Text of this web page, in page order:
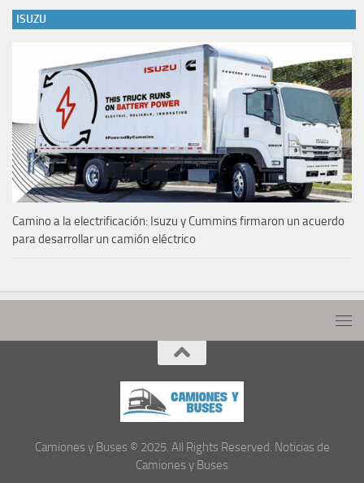
ISUZU
Camino a la electrificación: Isuzu y Cummins firmaron un acuerdo
para desarrollar un camión eléctrico
Camiones y Buses © 2025. All Rights Reserved. Noticias de
Camiones y Buses